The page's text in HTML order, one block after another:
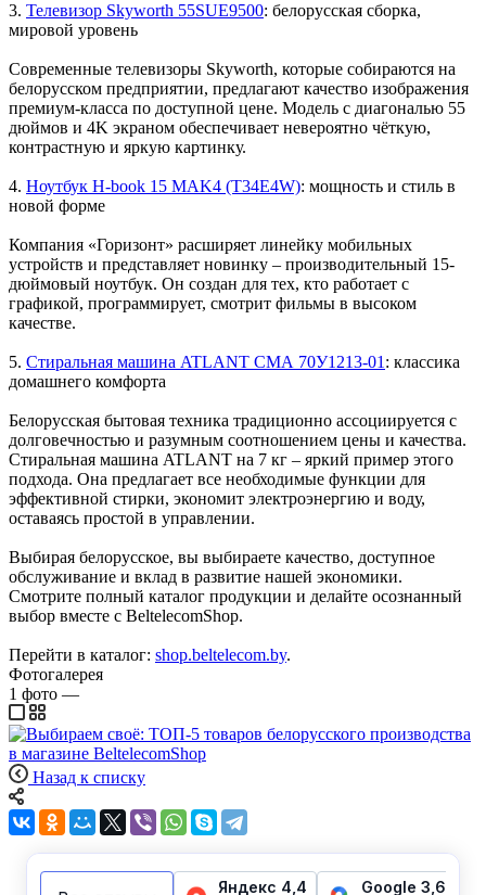
3. Телевизор Skyworth 55SUE9500: белорусская сборка,
мировой уровень
Современные телевизоры Skyworth, которые собираются на
белорусском предприятии, предлагают качество изображения
премиум-класса по доступной цене. Модель с диагональю 55
дюймов и 4K экраном обеспечивает невероятно чёткую,
контрастную и яркую картинку.
4. Ноутбук H-book 15 MAK4 (T34E4W): мощность и стиль в
новой форме
Компания «Горизонт» расширяет линейку мобильных
устройств и представляет новинку – производительный 15-
дюймовый ноутбук. Он создан для тех, кто работает с
графикой, программирует, смотрит фильмы в высоком
качестве.
5. Стиральная машина ATLANT СМА 70У1213-01 : классика
домашнего комфорта
Белорусская бытовая техника традиционно ассоциируется с
долговечностью и разумным соотношением цены и качества.
Стиральная машина ATLANT на 7 кг – яркий пример этого
подхода. Она предлагает все необходимые функции для
эффективной стирки, экономит электроэнергию и воду,
оставаясь простой в управлении.
Выбирая белорусское, вы выбираете качество, доступное
обслуживание и вклад в развитие нашей экономики.
Смотрите полный каталог продукции и делайте осознанный
выбор вместе с BeltelecomShop.
Перейти в каталог: shop.beltelecom.by.
Фотогалерея
1 фото —
Назад к списку